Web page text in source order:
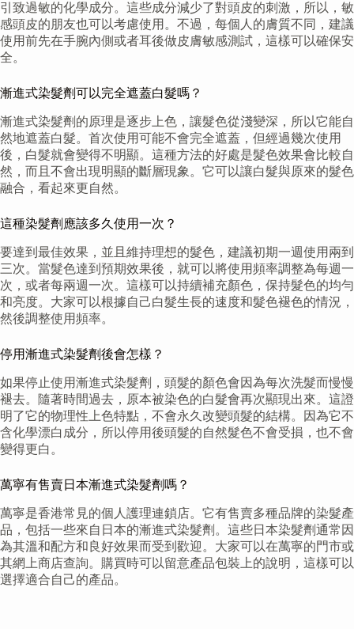
引致過敏的化學成分。這些成分減少了對頭皮的刺激，所以，敏
感頭皮的朋友也可以考慮使用。不過，每個人的膚質不同，建議
使用前先在手腕內側或者耳後做皮膚敏感測試，這樣可以確保安
全。
漸進式染髮劑可以完全遮蓋白髮嗎？
漸進式染髮劑的原理是逐步上色，讓髮色從淺變深，所以它能自
然地遮蓋白髮。首次使用可能不會完全遮蓋，但經過幾次使用
後，白髮就會變得不明顯。這種方法的好處是髮色效果會比較自
然，而且不會出現明顯的斷層現象。它可以讓白髮與原來的髮色
融合，看起來更自然。
這種染髮劑應該多久使用一次？
要達到最佳效果，並且維持理想的髮色，建議初期一週使用兩到
三次。當髮色達到預期效果後，就可以將使用頻率調整為每週一
次，或者每兩週一次。這樣可以持續補充顏色，保持髮色的均勻
和亮度。大家可以根據自己白髮生長的速度和髮色褪色的情況，
然後調整使用頻率。
停用漸進式染髮劑後會怎樣？
如果停止使用漸進式染髮劑，頭髮的顏色會因為每次洗髮而慢慢
褪去。隨著時間過去，原本被染色的白髮會再次顯現出來。這證
明了它的物理性上色特點，不會永久改變頭髮的結構。因為它不
含化學漂白成分，所以停用後頭髮的自然髮色不會受損，也不會
變得更白。
萬寧有售賣日本漸進式染髮劑嗎？
萬寧是香港常見的個人護理連鎖店。它有售賣多種品牌的染髮產
品，包括一些來自日本的漸進式染髮劑。這些日本染髮劑通常因
為其溫和配方和良好效果而受到歡迎。大家可以在萬寧的門市或
其網上商店查詢。購買時可以留意產品包裝上的說明，這樣可以
選擇適合自己的產品。